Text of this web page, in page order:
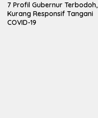
7 Profil Gubernur Terbodoh,
Kurang Responsif Tangani
COVID-19